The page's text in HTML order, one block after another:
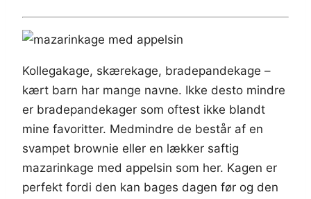
Kollegakage, skærekage, bradepandekage –
kært barn har mange navne. Ikke desto mindre
er bradepandekager som oftest ikke blandt
mine favoritter. Medmindre de består af en
svampet brownie eller en lækker saftig
mazarinkage med appelsin som her. Kagen er
perfekt fordi den kan bages dagen før og den